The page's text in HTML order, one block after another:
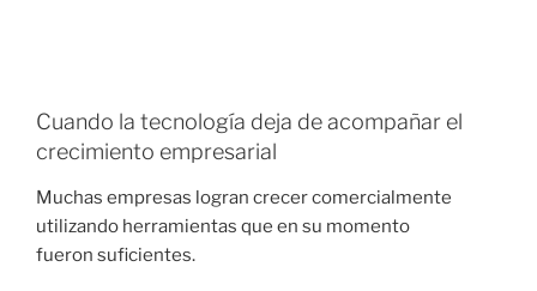
Cuando la tecnología deja de acompañar el
crecimiento empresarial
Muchas empresas logran crecer comercialmente
utilizando herramientas que en su momento
fueron suficientes.